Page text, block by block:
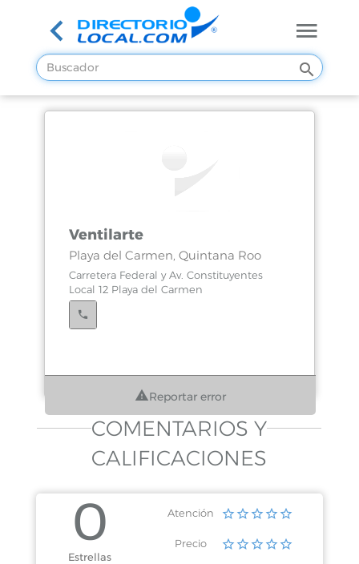
Ventilarte
Playa del Carmen, Quintana Roo
Carretera Federal y Av. Constituyentes
Local 12 Playa del Carmen
Reportar error
COMENTARIOS Y
CALIFICACIONES
0
Estrellas
Atención
Precio